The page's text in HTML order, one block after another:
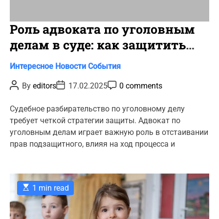
Роль адвоката по уголовным
делам в суде: как защитить
свои права
C
t
g
o
r
i
Интересное Новости События
P
o
t
A
u
t
h
o
By editorsP
o
t
D
a
t
e
17.02.2025P
o
t
o
m
e
0 comments
Судебное разбирательство по уголовному делу
требует четкой стратегии защиты. Адвокат по
уголовным делам играет важную роль в отстаивании
прав подзащитного, влияя на ход процесса и
E
s
t
1 min read